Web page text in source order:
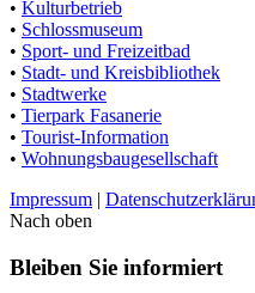
• Kulturbetrieb
• Schlossmuseum
• Sport- und Freizeitbad
• Stadt- und Kreisbibliothek
• Stadtwerke
• Tierpark Fasanerie
• Tourist-Information
• Wohnungsbaugesellschaft
Impressum |
Nach oben
Bleiben Sie informiert